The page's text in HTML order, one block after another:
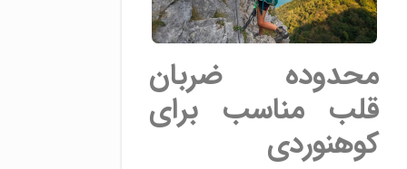
محدوده ضربان
قلب مناسب برای
کوهنوردی